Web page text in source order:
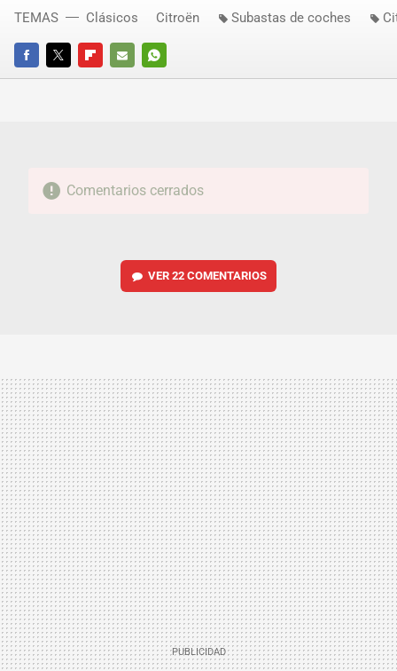
FACEBOOKTWITTERFLIPBOARD
E-
WHATSAPP
TEMAS Clásicos Citroën Subastas de coches
Comentarios cerrados
VER 22 COMENTARIOS